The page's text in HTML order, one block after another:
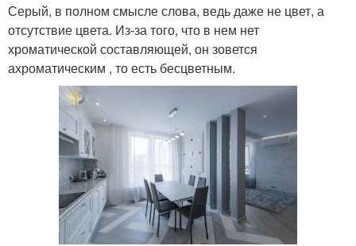
Серый, в полном смысле слова, ведь даже не цвет, а
отсутствие цвета. Из-за того, что в нем нет
хроматической составляющей, он зовется
ахроматическим , то есть бесцветным.